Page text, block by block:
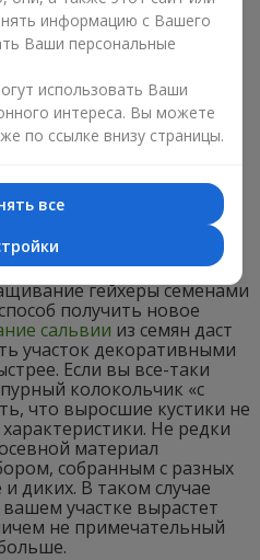
гейхер несложно
куст можно получить и
гейхеры семенами
получить новое
сальвии из семян даст
участок декоративными
Если вы все-таки
колокольчик «с
что выросшие кустики не
Не редки
материал
собранным с разных
диких. В таком случае
участке вырастет
не примечательный
информацию с Вашего
Ваши персональные
использовать Ваши
интереса. Вы можете
по ссылке внизу страницы.
все